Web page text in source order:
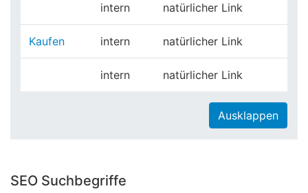
intern natürlicher Link
Kaufen intern natürlicher Link
intern natürlicher Link
Ausklappen
SEO Suchbegriffe